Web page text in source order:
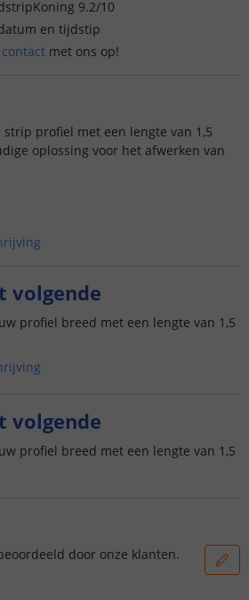
9.2/10
en tijdstip
contact met ons op!
profiel met een lengte van 1,5
oplossing voor het afwerken van
volgende
profiel breed met een lengte van 1,5
volgende
profiel breed met een lengte van 1,5
door onze klanten.